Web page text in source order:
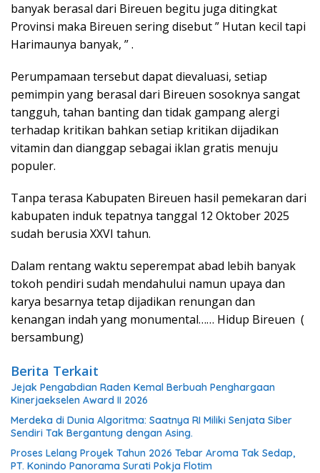
banyak berasal dari Bireuen begitu juga ditingkat
Provinsi maka Bireuen sering disebut ” Hutan kecil tapi
Harimaunya banyak, ” .
Perumpamaan tersebut dapat dievaluasi, setiap
pemimpin yang berasal dari Bireuen sosoknya sangat
tangguh, tahan banting dan tidak gampang alergi
terhadap kritikan bahkan setiap kritikan dijadikan
vitamin dan dianggap sebagai iklan gratis menuju
populer.
Tanpa terasa Kabupaten Bireuen hasil pemekaran dari
kabupaten induk tepatnya tanggal 12 Oktober 2025
sudah berusia XXVI tahun.
Dalam rentang waktu seperempat abad lebih banyak
tokoh pendiri sudah mendahului namun upaya dan
karya besarnya tetap dijadikan renungan dan
kenangan indah yang monumental…… Hidup Bireuen (
bersambung)
Berita Terkait
Jejak Pengabdian Raden Kemal Berbuah Penghargaan
Kinerjaekselen Award II 2026
Merdeka di Dunia Algoritma: Saatnya RI Miliki Senjata Siber
Sendiri Tak Bergantung dengan Asing.
Proses Lelang Proyek Tahun 2026 Tebar Aroma Tak Sedap,
PT. Konindo Panorama Surati Pokja Flotim